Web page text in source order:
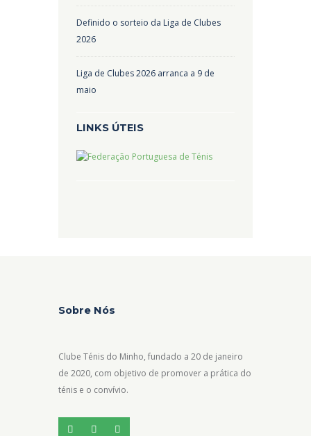
Definido o sorteio da Liga de Clubes
2026
Liga de Clubes 2026 arranca a 9 de
maio
LINKS ÚTEIS
Sobre Nós
Clube Ténis do Minho, fundado a 20 de janeiro
de 2020, com objetivo de promover a prática do
ténis e o convívio.